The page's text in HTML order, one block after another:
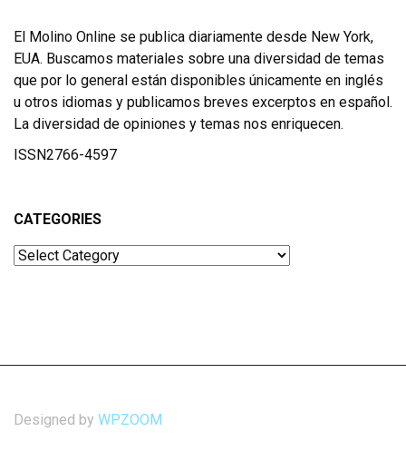
El Molino Online se publica diariamente desde New York,
EUA. Buscamos materiales sobre una diversidad de temas
que por lo general están disponibles únicamente en inglés
u otros idiomas y publicamos breves excerptos en español.
La diversidad de opiniones y temas nos enriquecen.
ISSN2766-4597
CATEGORIES
Categories
Designed by WPZOOM